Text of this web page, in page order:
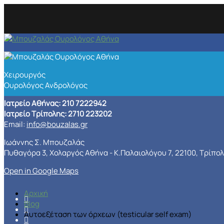
Χειρουργός
Ουρολόγος Ανδρολόγος
Ιατρείο Αθήνας: 210 7222942
Ιατρείο Τρίπολης: 2710 223202
Email: info@bouzalas.gr
Ιωάννης Σ. Μπουζαλάς
Πυθαγόρα 3, Χολαργός Αθήνα - Κ.Παλαιολόγου 7, 22100,
Open in Google Maps
Αρχική
Blog
Αυτοεξέταση των όρχεων (testicular self exam)